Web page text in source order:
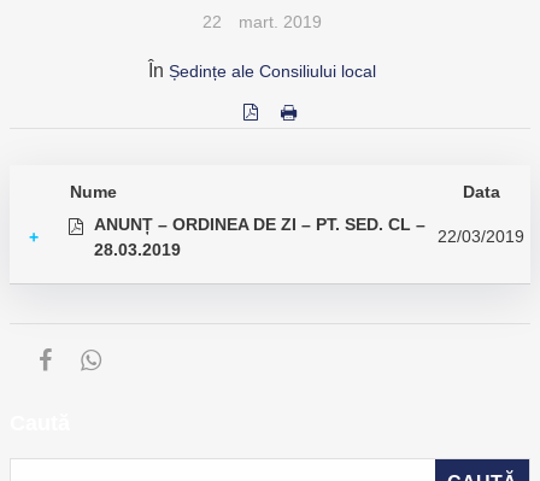
22 mart. 2019
În Ședințe ale Consiliului local
Nume Data
+
ANUNȚ – ORDINEA DE ZI – PT. SED. CL –
28.03.2019
22/03/2019